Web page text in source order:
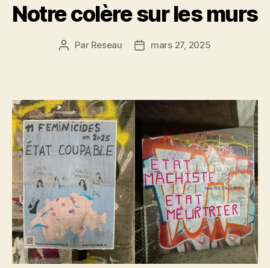
Notre colère sur les murs
Auteur
Par Reseau
Datemars 27, 2025